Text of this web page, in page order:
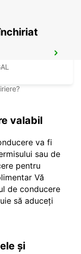
valabil
va fi
sau de
pentru
Vă
de conducere
să aduceți
și